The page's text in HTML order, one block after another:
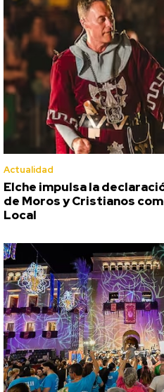
Actualidad
Elche impulsa la
de Moros y Cristianos
Local